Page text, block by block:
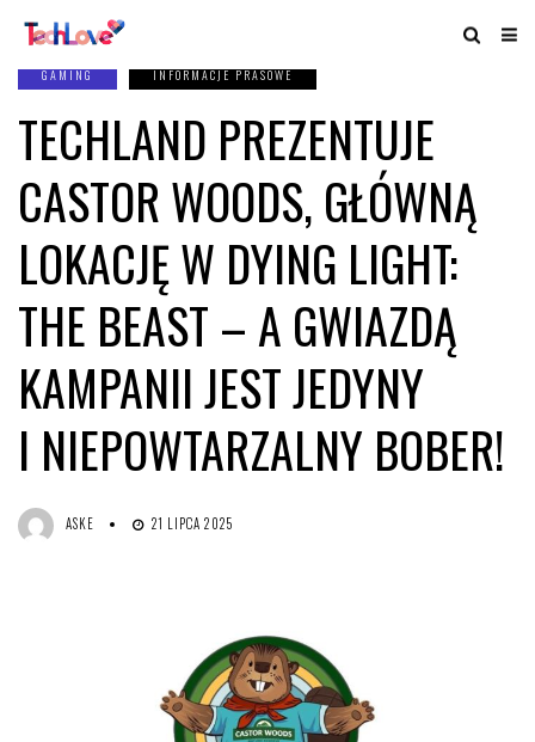
GAMING INFORMACJE PRASOWE
TECHLAND PREZENTUJE
CASTOR WOODS, GŁÓWNĄ
LOKACJĘ W DYING LIGHT:
THE BEAST – A GWIAZDĄ
KAMPANII JEST JEDYNY
I NIEPOWTARZALNY BOBER!
ASKE 21 LIPCA 2025